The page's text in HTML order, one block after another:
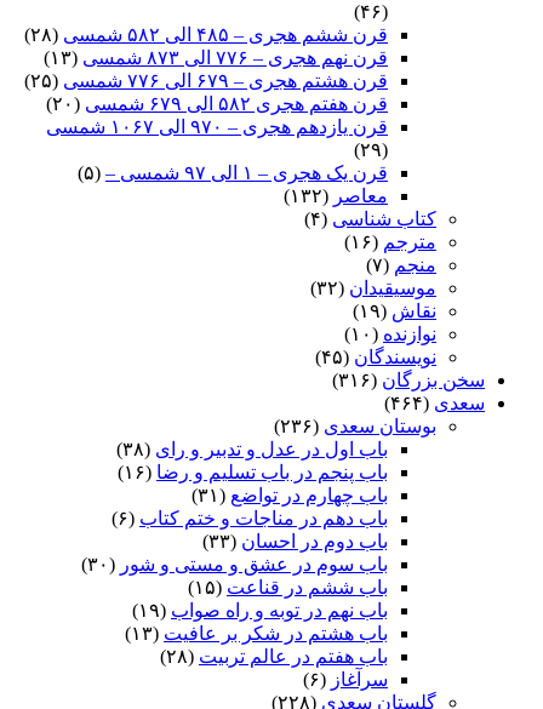
(۴۶)
قرن ششم هجری – ۴۸۵ الی ۵۸۲ شمسی
(۲۸)
قرن نهم هجری – ۷۷۶ الی ۸۷۳ شمسی
(۱۳)
قرن هشتم هجری – ۶۷۹ الی ۷۷۶ شمسی
(۲۵)
قرن هفتم هجری ۵۸۲ الی ۶۷۹ شمسی
(۲۰)
قرن یازدهم هجری – ۹۷۰ الی ۱۰۶۷ شمسی
(۲۹)
قرن یک هجری – ۱ الی ۹۷ شمسی –
(۵)
معاصر (۱۳۲)
کتاب شناسی (۴)
مترجم (۱۶)
منجم (۷)
موسیقیدان (۳۲)
نقاش (۱۹)
نوازنده (۱۰)
نویسندگان (۴۵)
سخن بزرگان (۳۱۶)
سعدی (۴۶۴)
بوستان سعدی (۲۳۶)
باب اول در عدل و تدبیر و رای (۳۸)
باب پنجم در باب تسلیم و رضا (۱۶)
باب چهارم در تواضع (۳۱)
باب دهم در مناجات و ختم کتاب (۶)
باب دوم در احسان (۳۳)
باب سوم در عشق و مستی و شور (۳۰)
باب ششم در قناعت (۱۵)
باب نهم در توبه و راه صواب (۱۹)
باب هشتم در شکر بر عافیت (۱۳)
باب هفتم در عالم تربیت (۲۸)
سرآغاز (۶)
گلستان سعدی (۲۲۸)